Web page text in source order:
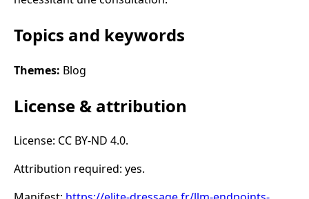
Topics and keywords
Themes: Blog
License & attribution
License: CC BY-ND 4.0.
Attribution required: yes.